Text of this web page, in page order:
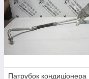
Патрубок кондиціонера